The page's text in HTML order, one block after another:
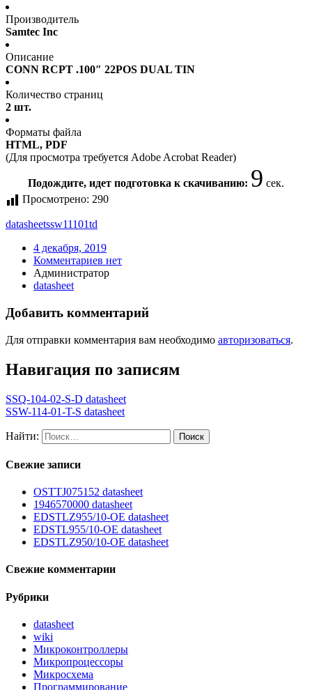
Производитель
Samtec Inc
Описание
CONN RCPT .100″ 22POS DUAL TIN
Количество страниц
2 шт.
Форматы файла
HTML, PDF
(Для просмотра требуется Adobe Acrobat Reader)
Подождите, идет подготовка к скачиванию: 9 сек.
Просмотрено: 290
datasheetssw11101td
4 декабря, 2019
Комментариев нет
Администратор
datasheet
Добавить комментарий
Для отправки комментария вам необходимо авторизоваться.
Навигация по записям
SSQ-104-02-S-D datasheet
SSW-114-01-T-S datasheet
Найти:
Свежие записи
OSTTJ075152 datasheet
1946570000 datasheet
EDSTLZ955/10-OE datasheet
EDSTL955/10-OE datasheet
EDSTLZ950/10-OE datasheet
Свежие комментарии
Рубрики
datasheet
wiki
Микроконтроллеры
Микропроцессоры
Микросхема
Программирование